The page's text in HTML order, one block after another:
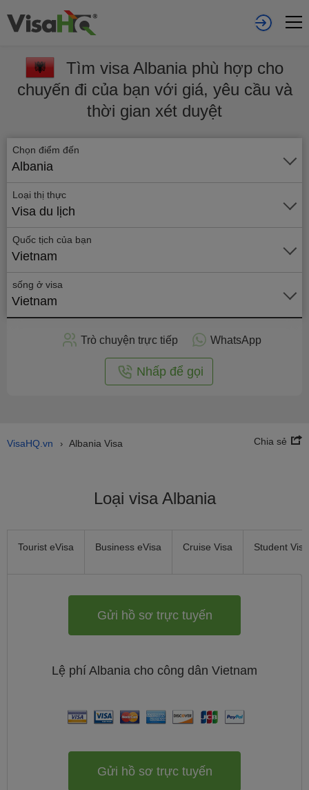
Tìm visa Albania phù hợp cho
chuyến đi của bạn với giá, yêu cầu và
thời gian xét duyệt
Chọn điểm đến
Albania
Loại thị thực
Visa du lịch
Quốc tịch của bạn
Vietnam
sống ở visa
Vietnam
Gửi
hồ
Trò chuyện trực tiếp WhatsApp
Nhấp để gọi
VisaHQ.vn › Albania Visa Chia sẻ
Loại visa Albania
Tourist eVisa Business eVisa Cruise Visa Student Visa
Gửi hồ sơ trực tuyến
Lệ phí Albania cho công dân Vietnam
Gửi hồ sơ trực tuyến